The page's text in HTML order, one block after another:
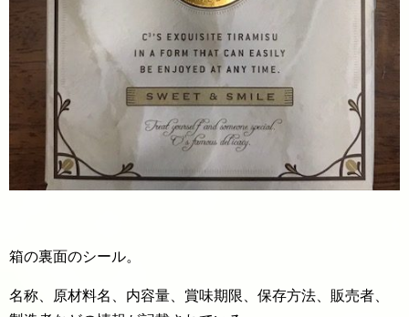
箱の裏面のシール。
名称、原材料名、内容量、賞味期限、保存方法、販売者、